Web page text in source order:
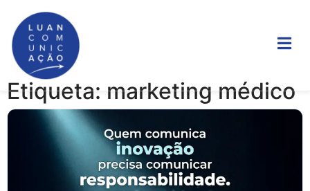
Etiqueta: marketing médico